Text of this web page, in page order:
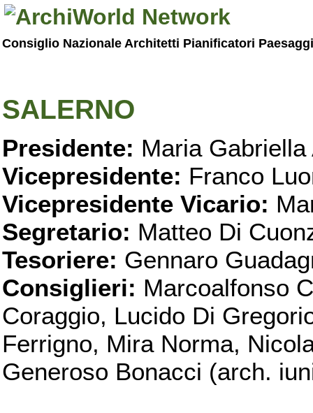
Consiglio Nazionale Architetti Pianificatori
SALERNO
Presidente: Maria Gabriella
Vicepresidente: Franco
Vicepresidente Vicario:
Segretario: Matteo Di
Tesoriere: Gennaro
Consiglieri: Marcoalfonso
Coraggio, Lucido Di
Ferrigno, Mira Norma,
Generoso Bonacci (arch.